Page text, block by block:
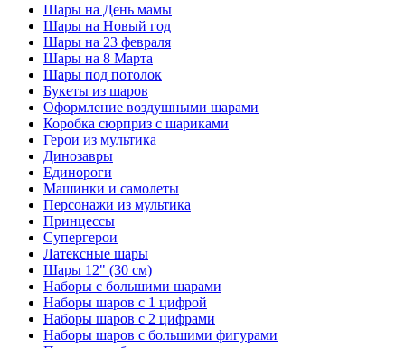
Шары на День мамы
Шары на Новый год
Шары на 23 февраля
Шары на 8 Марта
Шары под потолок
Букеты из шаров
Оформление воздушными шарами
Коробка сюрприз с шариками
Герои из мультика
Динозавры
Единороги
Машинки и самолеты
Персонажи из мультика
Принцессы
Супергерои
Латексные шары
Шары 12" (30 см)
Наборы с большими шарами
Наборы шаров с 1 цифрой
Наборы шаров с 2 цифрами
Наборы шаров с большими фигурами